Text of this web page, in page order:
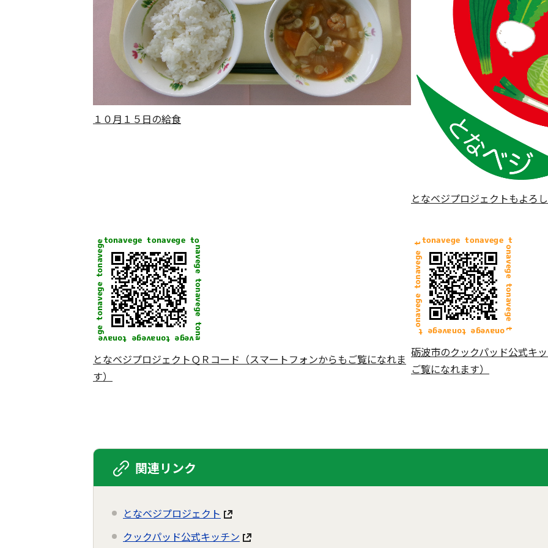
１０月１５日の給食
となベジプロジェクトもよろ
となベジプロジェクトＱＲコード（スマートフォンからもご覧になれま
す）
砺波市のクックパッド公式キ
ご覧になれます）
関連リンク
となベジプロジェクト
クックパッド公式キッチン